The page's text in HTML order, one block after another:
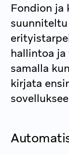
Fondion ja
hallintoa
samalla
kirjata